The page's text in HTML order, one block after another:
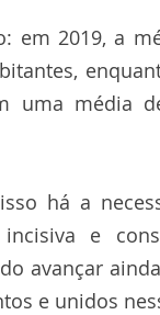
em 2019, a
uma média
há a
e
avançar
e unidos